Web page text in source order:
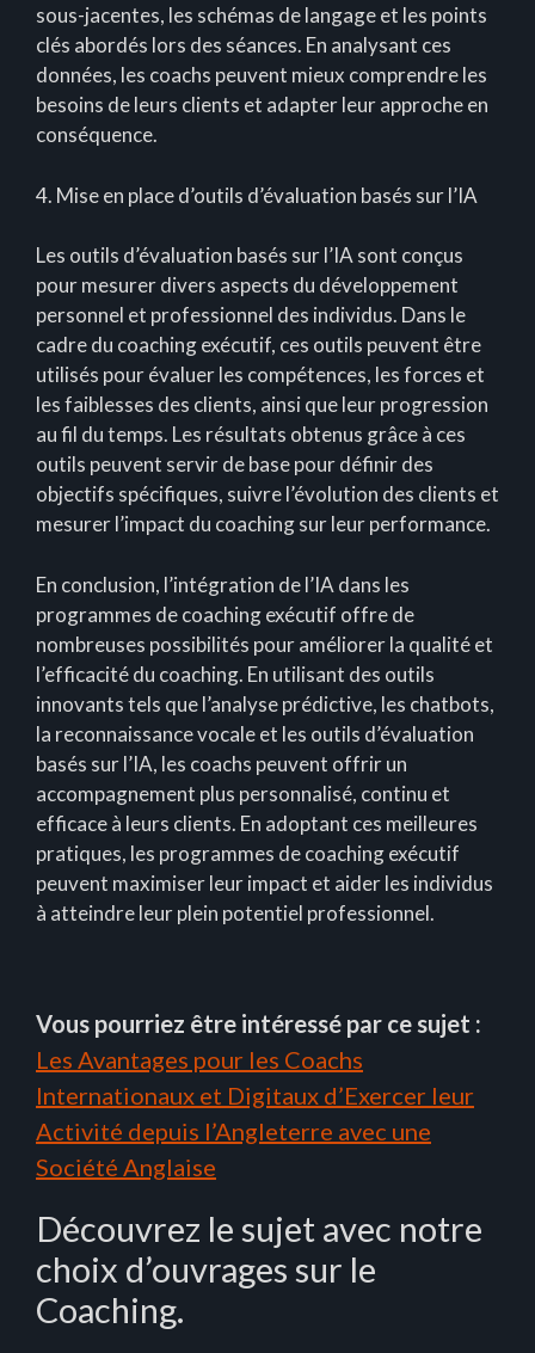
sous-jacentes, les schémas de langage et les points
clés abordés lors des séances. En analysant ces
données, les coachs peuvent mieux comprendre les
besoins de leurs clients et adapter leur approche en
conséquence.
4. Mise en place d’outils d’évaluation basés sur l’IA
Les outils d’évaluation basés sur l’IA sont conçus
pour mesurer divers aspects du développement
personnel et professionnel des individus. Dans le
cadre du coaching exécutif, ces outils peuvent être
utilisés pour évaluer les compétences, les forces et
les faiblesses des clients, ainsi que leur progression
au fil du temps. Les résultats obtenus grâce à ces
outils peuvent servir de base pour définir des
objectifs spécifiques, suivre l’évolution des clients et
mesurer l’impact du coaching sur leur performance.
En conclusion, l’intégration de l’IA dans les
programmes de coaching exécutif offre de
nombreuses possibilités pour améliorer la qualité et
l’efficacité du coaching. En utilisant des outils
innovants tels que l’analyse prédictive, les chatbots,
la reconnaissance vocale et les outils d’évaluation
basés sur l’IA, les coachs peuvent offrir un
accompagnement plus personnalisé, continu et
efficace à leurs clients. En adoptant ces meilleures
pratiques, les programmes de coaching exécutif
peuvent maximiser leur impact et aider les individus
à atteindre leur plein potentiel professionnel.
Vous pourriez être intéressé par ce sujet :
Les Avantages pour les Coachs
Internationaux et Digitaux d’Exercer leur
Activité depuis l’Angleterre avec une
Société Anglaise
Découvrez le sujet avec notre
choix d’ouvrages sur le
Coaching.